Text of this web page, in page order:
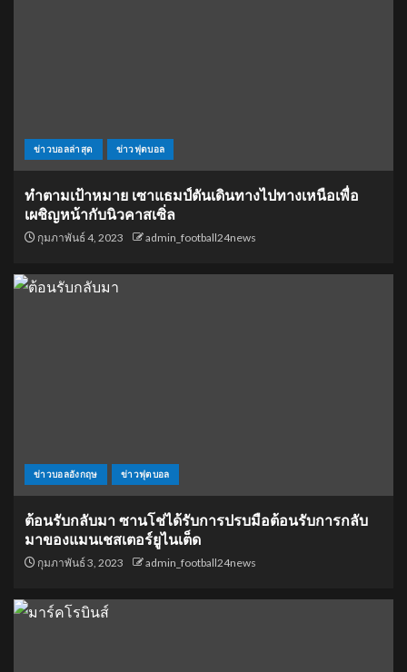
ข่าวบอลล่าสุด ข่าวฟุตบอล
ทำตามเป้าหมาย เซาแธมป์ตันเดินทางไปทางเหนือเพื่อ
เผชิญหน้ากับนิวคาสเซิ่ล
กุมภาพันธ์ 4, 2023 admin_football24news
ข่าวบอลอังกฤษ ข่าวฟุตบอล
ต้อนรับกลับมา ซานโช่ได้รับการปรบมือต้อนรับการกลับ
มาของแมนเชสเตอร์ยูไนเต็ด
กุมภาพันธ์ 3, 2023 admin_football24news